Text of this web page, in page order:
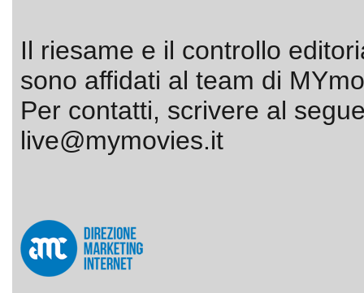
Il riesame e il controllo
sono affidati al team di
Per contatti, scrivere al
live@mymovies.it